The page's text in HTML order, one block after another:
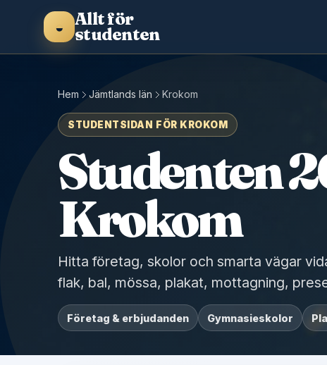
◒ Allt för
studenten
Hem Jämtlands län Krokom
STUDENTSIDAN FÖR KROKOM
Studenten
Krokom
Hitta företag, skolor och smarta vägar
flak, bal, mössa, plakat, mottagning,
Företag & erbjudanden Gymnasieskolor